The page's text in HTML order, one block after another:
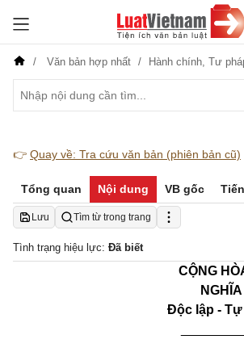
Văn bản hợp nhất Hành chính, Tư
👉 Quay về: Tra cứu văn bản (phiên bản cũ)
Tổng quan Nội dung VB gốc
Lưu Tìm từ trong trang
Tình trạng hiệu lực: Đã biết
CỘNG
Độc lập -